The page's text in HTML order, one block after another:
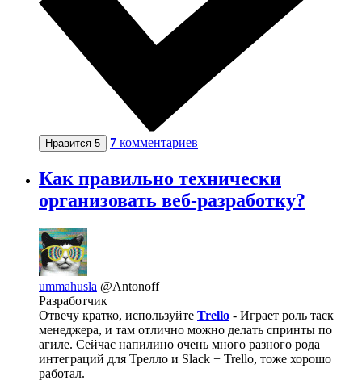
Нравится 5 7 комментариев
Как правильно технически
организовать веб-разработку?
ummahusla @Antonoff
Разработчик
Отвечу кратко, используйте Trello - Играет роль таск
менеджера, и там отлично можно делать спринты по
агиле. Сейчас напилино очень много разного рода
интеграций для Трелло и Slack + Trello, тоже хорошо
работал.